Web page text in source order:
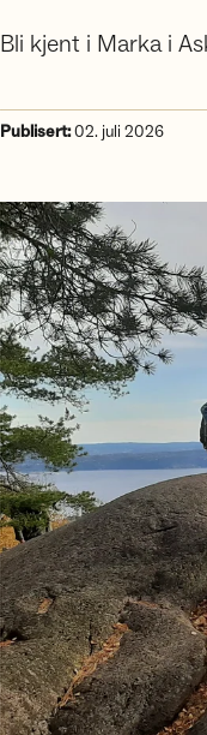
Bli kjent i Marka i
Publisert:02. juli 2026